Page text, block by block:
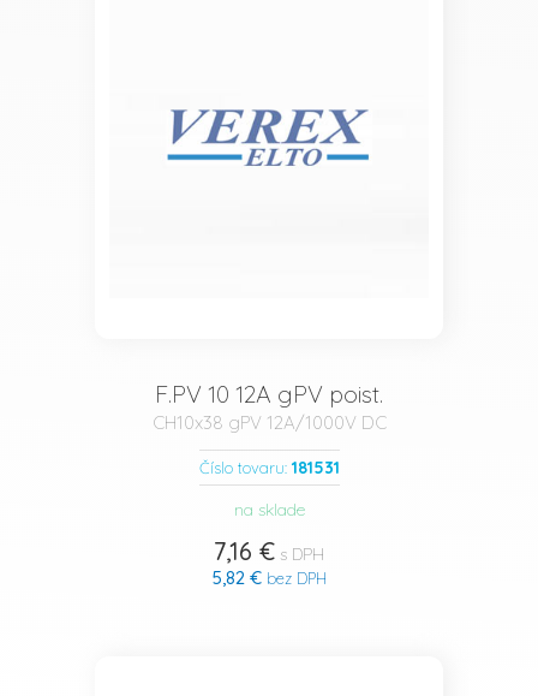
F.PV 10 12A gPV poist.
CH10x38 gPV 12A/1000V DC
Číslo tovaru: 181531
na sklade
7,16 € s DPH
5,82 €bez DPH